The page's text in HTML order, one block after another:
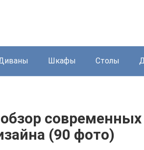
Шкафы Столы
современных
(90 фото)